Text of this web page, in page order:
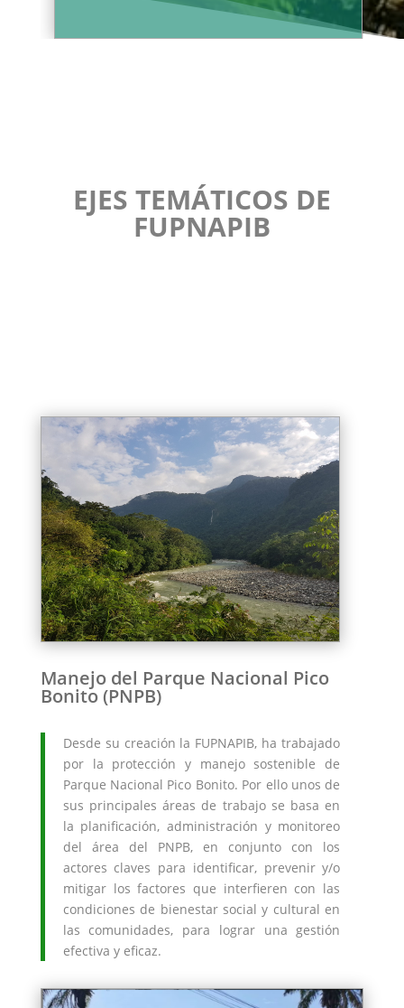
EJES TEMÁTICOS DE
FUPNAPIB
Manejo del Parque Nacional Pico
Bonito (PNPB)
Desde su creación la FUPNAPIB, ha trabajado
por la protección y manejo sostenible de
Parque Nacional Pico Bonito. Por ello unos de
sus principales áreas de trabajo se basa en
la planificación, administración y monitoreo
del área del PNPB, en conjunto con los
actores claves para identificar, prevenir y/o
mitigar los factores que interfieren con las
condiciones de bienestar social y cultural en
las comunidades, para lograr una gestión
efectiva y eficaz.